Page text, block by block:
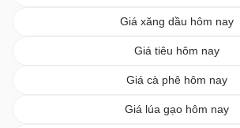
Giá xăng dầu hôm nay
Giá tiêu hôm nay
Giá cà phê hôm nay
Giá lúa gạo hôm nay